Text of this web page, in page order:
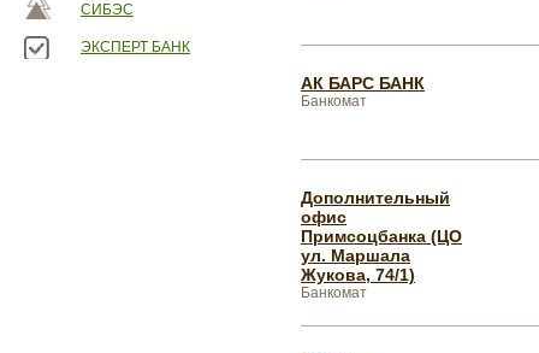
СИБЭС
ЭКСПЕРТ БАНК
АК БАРС БАНК
Банкомат
Дополнительный
офис
Примсоцбанка (ЦО
ул. Маршала
Жукова, 74/1)
Банкомат